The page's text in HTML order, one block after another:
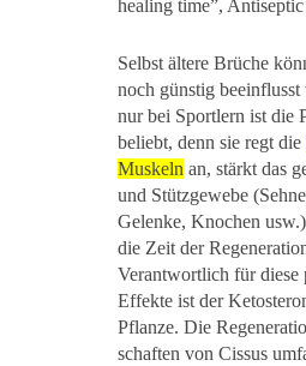
healing time”,
Selbst ältere Brüche
noch günstig
nur bei Sportlern ist die
beliebt, denn sie regt die
Muskeln an, stärkt das
und Stützgewebe
Gelenke, Knochen
die Zeit der
Verantwortlich für diese
Effekte ist der
Pflanze. Die
schaften von Cissus